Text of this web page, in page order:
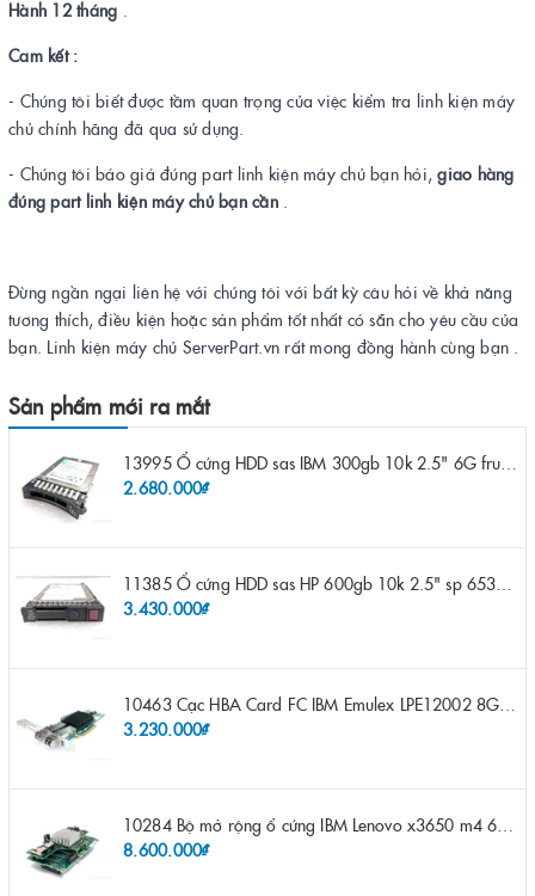
Hành 12 tháng
Cam kết :
- Chúng tôi biết được tầm quan trọng của việc kiểm tra linh kiện máy
chủ chính hãng đã qua sử dụng.
- Chúng tôi báo giá đúng part linh kiện máy chủ bạn hỏi,giao hàng
đúng part linh kiện máy chủ bạn cần.
Đừng ngần ngại liên hệ với chúng tôi với bất kỳ câu hỏi về khả năng
tương thích, điều kiện hoặc sản phẩm tốt nhất có sẵn cho yêu cầu của
bạn. Linh kiện máy chủ ServerPart.vn rất mong đồng hành cùng bạn .
Sản phẩm mới ra mắt
2.680.000₫
3.430.000₫
3.230.000₫
8.600.000₫